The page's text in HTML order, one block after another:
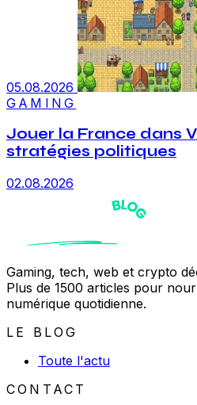
05.08.2026
GAMING
Jouer la France dans
stratégies politiques
02.08.2026
Gaming, tech, web et crypto
Plus de 1500 articles pour
numérique quotidienne.
LE BLOG
Toute l'actu
CONTACT